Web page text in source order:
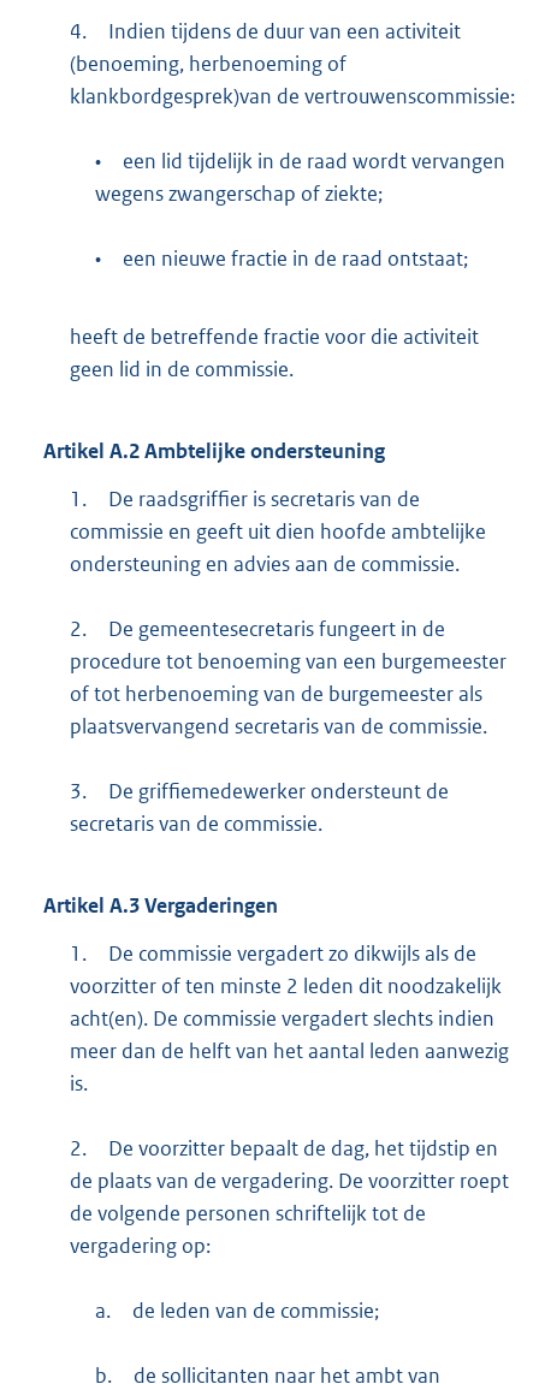
4.
Indien tijdens de duur van een activiteit
(benoeming, herbenoeming of
klankbordgesprek)van de vertrouwenscommissie:
•
een lid tijdelijk in de raad wordt vervangen
wegens zwangerschap of ziekte;
• een nieuwe fractie in de raad ontstaat;
heeft de betreffende fractie voor die activiteit
geen lid in de commissie.
Artikel A.2Ambtelijke ondersteuning
1.
De raadsgriffier is secretaris van de
commissie en geeft uit dien hoofde ambtelijke
ondersteuning en advies aan de commissie.
2.
De gemeentesecretaris fungeert in de
procedure tot benoeming van een burgemeester
of tot herbenoeming van de burgemeester als
plaatsvervangend secretaris van de commissie.
3.
De griffiemedewerker ondersteunt de
secretaris van de commissie.
Artikel A.3Vergaderingen
1.
De commissie vergadert zo dikwijls als de
voorzitter of ten minste 2 leden dit noodzakelijk
acht(en). De commissie vergadert slechts indien
meer dan de helft van het aantal leden aanwezig
is.
2.
De voorzitter bepaalt de dag, het tijdstip en
de plaats van de vergadering. De voorzitter roept
de volgende personen schriftelijk tot de
vergadering op:
a. de leden van de commissie;
b. de sollicitanten naar het ambt van